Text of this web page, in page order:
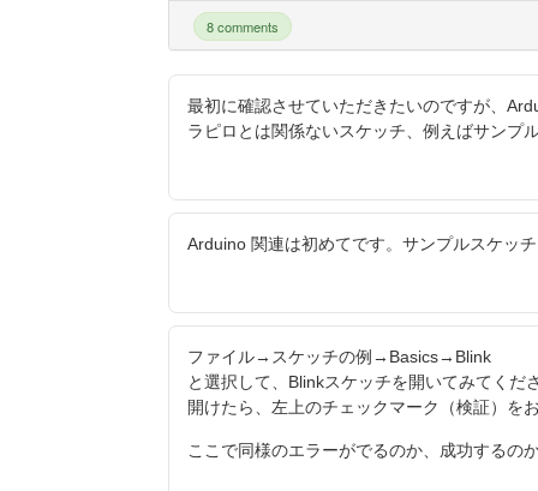
8 comments
最初に確認させていただきたいのですが、
ラピロとは関係ないスケッチ、例えばサンプ
Arduino 関連は初めてです。サンプルスケッ
ファイル→スケッチの例→Basics→Blink
と選択して、Blinkスケッチを開いてみてくだ
開けたら、左上のチェックマーク（検証）を
ここで同様のエラーがでるのか、成功するの